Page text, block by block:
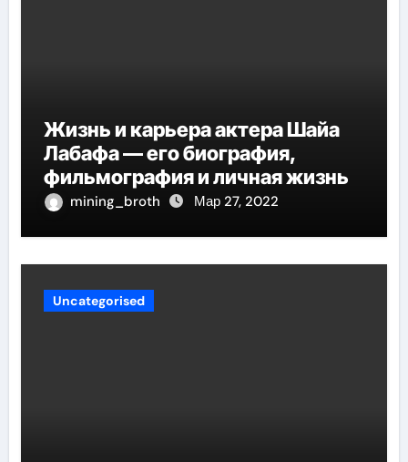
Жизнь и карьера актера Шайа
Лабафа — его биография,
фильмография и личная жизнь
mining_broth Мар 27, 2022
Uncategorised